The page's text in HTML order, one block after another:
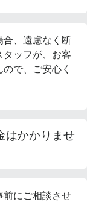
合、遠慮なく断
タッフが、お客
で、ご安心く
はかかりませ
前にご相談させ